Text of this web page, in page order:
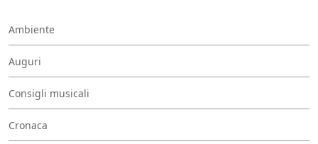
Ambiente
Auguri
Consigli musicali
Cronaca